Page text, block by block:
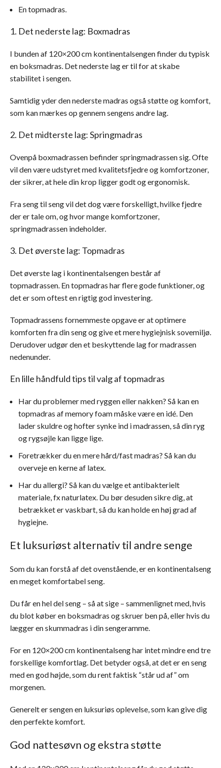
En topmadras.
1. Det nederste lag: Boxmadras
I bunden af 120×200 cm kontinentalsengen finder du typisk
en boksmadras. Det nederste lag er til for at skabe
stabilitet i sengen.
Samtidig yder den nederste madras også støtte og komfort,
som kan mærkes op gennem sengens andre lag.
2. Det midterste lag: Springmadras
Ovenpå boxmadrassen befinder springmadrassen sig. Ofte
vil den være udstyret med kvalitetsfjedre og komfortzoner,
der sikrer, at hele din krop ligger godt og ergonomisk.
Fra seng til seng vil det dog være forskelligt, hvilke fjedre
der er tale om, og hvor mange komfortzoner,
springmadrassen indeholder.
3. Det øverste lag: Topmadras
Det øverste lag i kontinentalsengen består af
topmadrassen. En topmadras har flere gode funktioner, og
det er som oftest en rigtig god investering.
Topmadrassens fornemmeste opgave er at optimere
komforten fra din seng og give et mere hygiejnisk sovemiljø.
Derudover udgør den et beskyttende lag for madrassen
nedenunder.
En lille håndfuld tips til valg af topmadras
Har du problemer med ryggen eller nakken? Så kan en
topmadras af memory foam måske være en idé. Den
lader skuldre og hofter synke ind i madrassen, så din ryg
og rygsøjle kan ligge lige.
Foretrækker du en mere hård/fast madras? Så kan du
overveje en kerne af latex.
Har du allergi? Så kan du vælge et antibakterielt
materiale, fx naturlatex. Du bør desuden sikre dig, at
betrækket er vaskbart, så du kan holde en høj grad af
hygiejne.
Et luksuriøst alternativ til andre senge
Som du kan forstå af det ovenstående, er en kontinentalseng
en meget komfortabel seng.
Du får en hel del seng – så at sige – sammenlignet med, hvis
du blot køber en boksmadras og skruer ben på, eller hvis du
lægger en skummadras i din sengeramme.
For en 120×200 cm kontinentalseng har intet mindre end tre
forskellige komfortlag. Det betyder også, at det er en seng
med en god højde, som du rent faktisk “står ud af” om
morgenen.
Generelt er sengen en luksuriøs oplevelse, som kan give dig
den perfekte komfort.
God nattesøvn og ekstra støtte